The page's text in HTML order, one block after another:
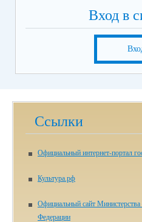
Вход в
Ссылки
Официальный интернет-портал
Культура.рф
Официальный сайт Министерства
Федерации